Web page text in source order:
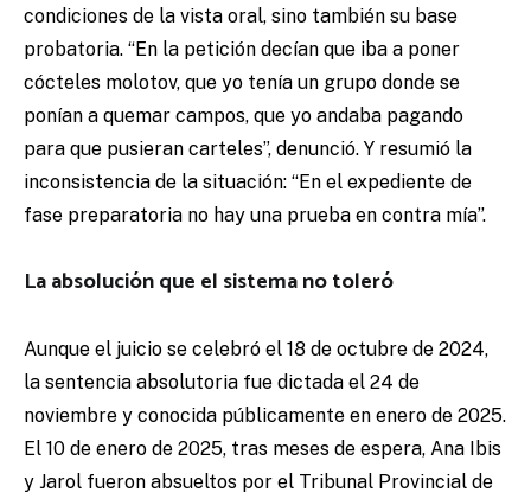
condiciones de la vista oral, sino también su base
probatoria. “En la petición decían que iba a poner
cócteles molotov, que yo tenía un grupo donde se
ponían a quemar campos, que yo andaba pagando
para que pusieran carteles”, denunció. Y resumió la
inconsistencia de la situación: “En el expediente de
fase preparatoria no hay una prueba en contra mía”.
La absolución que el sistema no toleró
Aunque el juicio se celebró el 18 de octubre de 2024,
la sentencia absolutoria fue dictada el 24 de
noviembre y conocida públicamente en enero de 2025.
El 10 de enero de 2025, tras meses de espera, Ana Ibis
y Jarol fueron absueltos por el Tribunal Provincial de